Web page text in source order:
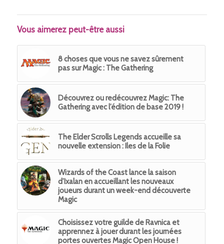
Vous aimerez peut-être aussi
8 choses que vous ne savez sûrement
pas sur Magic : The Gathering
Découvrez ou redécouvrez Magic: The
Gathering avec l’édition de base 2019 !
The Elder Scrolls Legends accueille sa
nouvelle extension : Iles de la Folie
Wizards of the Coast lance la saison
d’Ixalan en accueillant les nouveaux
joueurs durant un week-end découverte
Magic
Choisissez votre guilde de Ravnica et
apprennez à jouer durant les journées
portes ouvertes Magic Open House !